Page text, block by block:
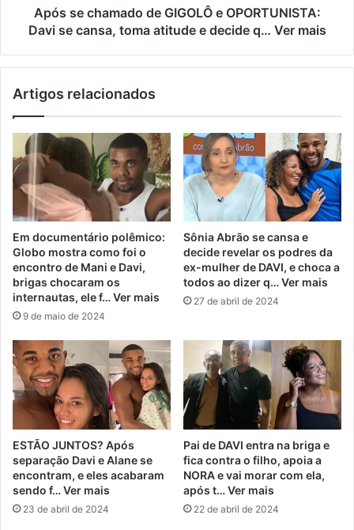
Após se chamado de GIGOLÔ e OPORTUNISTA:
Davi se cansa, toma atitude e decide q… Ver mais
Artigos relacionados
Em documentário polêmico:
Globo mostra como foi o
encontro de Mani e Davi,
brigas chocaram os
internautas, ele f… Ver mais
9 de maio de 2024
Sônia Abrão se cansa e
decide revelar os podres da
ex-mulher de DAVI, e choca a
todos ao dizer q… Ver mais
27 de abril de 2024
ESTÃO JUNTOS? Após
separação Davi e Alane se
encontram, e eles acabaram
sendo f… Ver mais
23 de abril de 2024
Pai de DAVI entra na briga e
fica contra o filho, apoia a
NORA e vai morar com ela,
após t… Ver mais
22 de abril de 2024